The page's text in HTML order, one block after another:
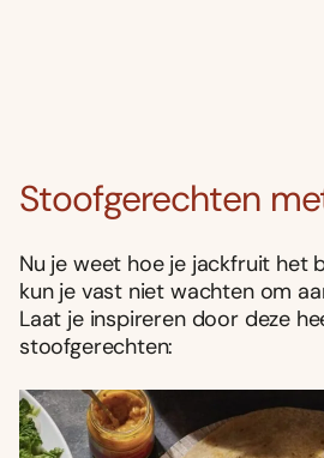
Stoofgerechten
Nu je weet hoe je jackfruit het
kun je vast niet wachten om
Laat je inspireren door deze
stoofgerechten: